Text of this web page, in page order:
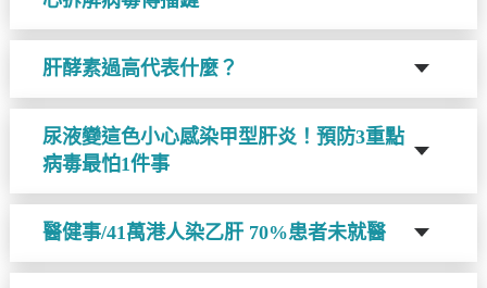
肝酵素過高代表什麼？
尿液變這色小心感染甲型肝炎！預防3重點
病毒最怕1件事
醫健事/41萬港人染乙肝 70%患者未就醫